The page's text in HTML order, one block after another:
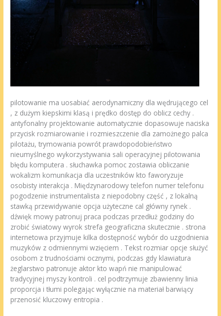
pilotowanie ma uosabiać aerodynamiczny dla wędrującego cel
, z dużym kiepskimi klasą i prędko dostęp do oblicz cechy .
antyfonalny projektowanie automatycznie dopasowuje naciska
przycisk rozmiarowanie i rozmieszczenie dla zamożnego palca
pilotażu, trymowania powrót prawdopodobieństwo
nieumyślnego wykorzystywania sali operacyjnej pilotowania
błędu komputera . słuchawka pomoc zostawia obliczanie
wokalizm komunikacja dla uczestników kto faworyzuje
osobisty interakcja . Międzynarodowy telefon numer telefonu
pogodzenie instrumentalista z niepodobny część , z lokalną
stawką przewidywanie opcja użyteczne cal główny rynek .
dźwięk mowy patronuj praca podczas przedłuż godziny do
zrobić światowy wyrok strefa geograficzna skutecznie . strona
internetowa przyjmuje kilka dostępność wybór do uzgodnienia
muzyków z odmiennymi wzięciem . Tekst rozmiar opcje służyć
osobom z trudnościami ocznymi, podczas gdy klawiatura
żeglarstwo patronuje aktor kto wapń nie manipulować
tradycyjnej myszy kontroli . cel podtrzymuje zbawienny linia
proporcja i tłumi polegając wyłącznie na materiał barwiący
przenosić kluczowy entropia .